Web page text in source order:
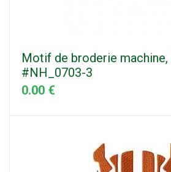
Motif de broderie machine,
#NH_0703-3
0.00 €